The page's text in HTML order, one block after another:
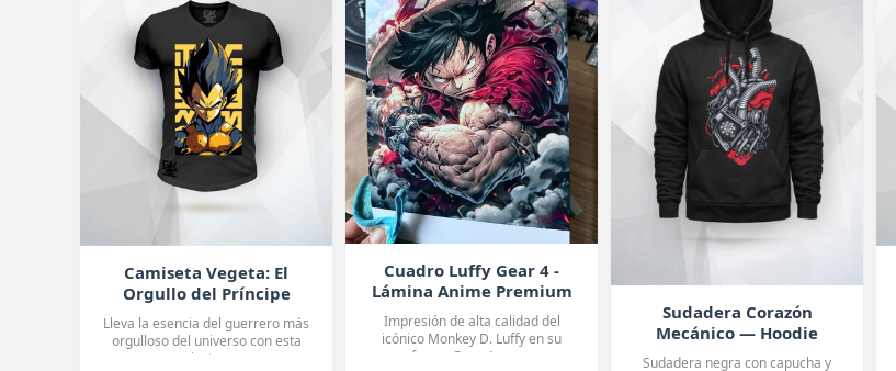
Camiseta Vegeta: El
Orgullo del Príncipe
Lleva la esencia del guerrero más
orgulloso del universo con esta
camiseta ne...
Cuadro Luffy Gear 4 -
Lámina Anime Premium
Impresión de alta calidad del
icónico Monkey D. Luffy en su
forma Gear 4, con...
Sudadera Corazón
Mecánico — Hoodie
Sudadera negra con capucha y